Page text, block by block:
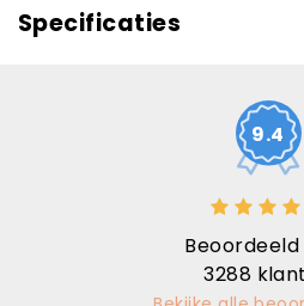
Specificaties
9.4
3288